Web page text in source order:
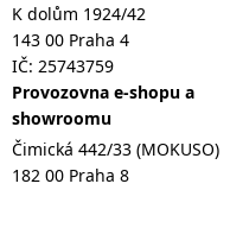
K dolům 1924/42
143 00 Praha 4
IČ: 25743759
Provozovna e-shopu a
showroomu
Čimická 442/33 (MOKUSO)
182 00 Praha 8